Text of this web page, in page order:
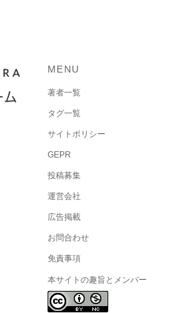
MENU
著者一覧
タグ一覧
サイトポリシー
GEPR
投稿募集
運営会社
広告掲載
お問合わせ
免責事項
本サイトの趣旨とメンバー